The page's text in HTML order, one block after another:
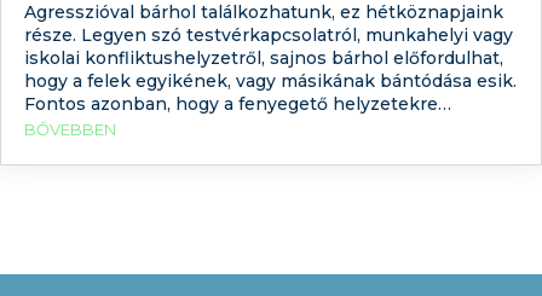
Agresszióval bárhol találkozhatunk, ez hétköznapjaink
része. Legyen szó testvérkapcsolatról, munkahelyi vagy
iskolai konfliktushelyzetről, sajnos bárhol előfordulhat,
hogy a felek egyikének, vagy másikának bántódása esik.
Fontos azonban, hogy a fenyegető helyzetekre
megtanuljunk erőszakmentesen reagálni. Arról, hogy ez
iskolai bántalmazások (visszatérő agresszió) kezelése
BŐVEBBEN